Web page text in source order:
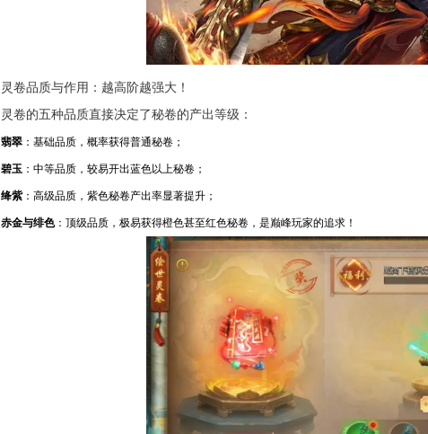
灵卷品质与作用：越高阶越强大！
灵卷的五种品质直接决定了秘卷的产出等级：
翡翠：基础品质，概率获得普通秘卷；
碧玉 ：中等品质，较易开出蓝色以上秘卷；
绛紫：高级品质，紫色秘卷产出率显著提升；
赤金与绯色：顶级品质，极易获得橙色甚至红色秘卷，是巅峰玩家的追求！